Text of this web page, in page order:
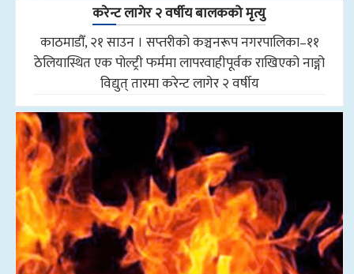
करेन्ट लागेर २ वर्षीय बालकको मृत्यु
काठमाडौँ, २१ साउन । सप्तरीको कञ्चनरूप नगरपालिका–११
ठेलियास्थित एक पोल्ट्री फर्ममा लापरवाहीपूर्वक राखिएको नाङ्गो
विद्युत् तारमा करेन्ट लागेर २ वर्षीय